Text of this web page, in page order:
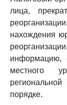
лица,
нахождения
информацию,
местного
порядке.